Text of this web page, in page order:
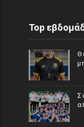
Top